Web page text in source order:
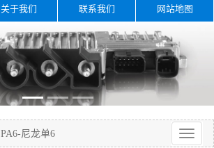
关于我们 联系我们 网站地图
PA6-尼龙单6